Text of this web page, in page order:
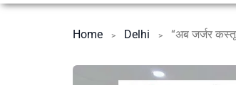
Home Delhi